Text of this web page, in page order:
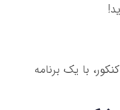
با یک برنامه